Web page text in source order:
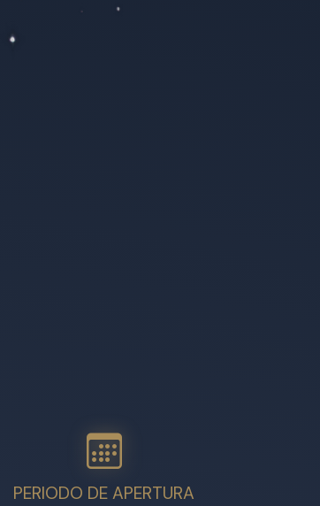
PERIODO DE APERTURA